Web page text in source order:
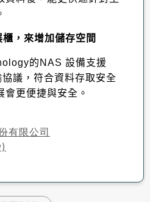
櫃，來增加儲存空間
的 NAS 設備支援
議，符合資料存取安全
更便捷與安全。
有限公司